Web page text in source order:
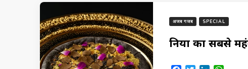
अजब गजब SPECIAL
दुनिया का सबसे